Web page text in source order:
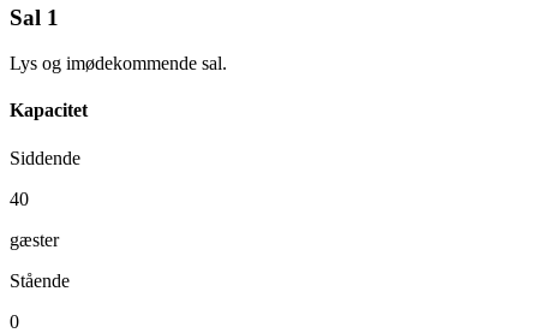
Sal 1
Lys og imødekommende sal.
Kapacitet
Siddende
40
gæster
Stående
0